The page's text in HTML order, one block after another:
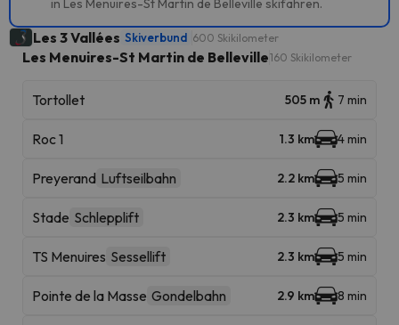
in Les Menuires-St Martin de Belleville skifahren.
Les 3 Vallées Skiverbund 600 Skikilometer
Les Menuires-St Martin de Belleville160 Skikilometer
Tortollet 505 m 7 min
Roc 1 1.3 km 4 min
Preyerand Luftseilbahn 2.2 km 5 min
Stade Schlepplift 2.3 km 5 min
TS Menuires Sessellift 2.3 km 5 min
Pointe de la Masse Gondelbahn 2.9 km 8 min